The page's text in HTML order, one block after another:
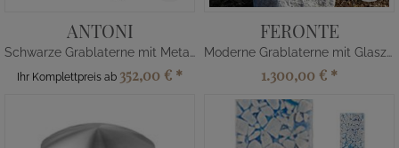
ANTONI
Schwarze Grablaterne mit Metalldeko
Ihr Komplettpreis ab 352,00 € *
FERONTE
Moderne Grablaterne mit Glaszylinder
1.300,00 € *